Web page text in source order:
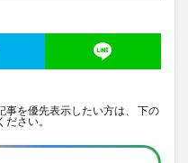
事を優先表示したい方は、 下の
さい。